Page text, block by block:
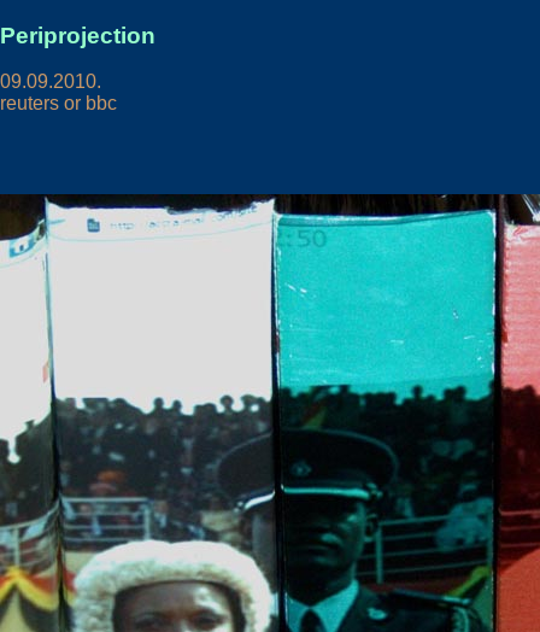
Periprojection
09.09.2010.
reuters or bbc